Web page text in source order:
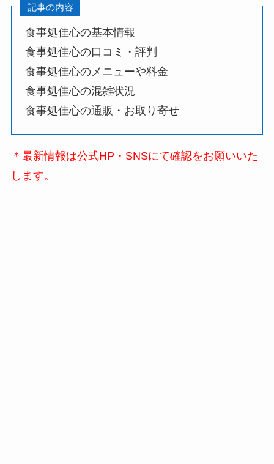
記事の内容
食事処佳心の基本情報
食事処佳心の口コミ・評判
食事処佳心のメニューや料金
食事処佳心の混雑状況
食事処佳心の通販・お取り寄せ
＊最新情報は公式HP・SNSにて確認をお願いいた
します。